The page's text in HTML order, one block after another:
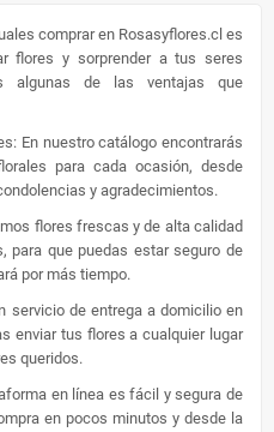
comprar en Rosasyflores.cl es
flores y sorprender a tus seres
algunas de las ventajas que
En nuestro catálogo encontrarás
para cada ocasión, desde
y agradecimientos.
flores frescas y de alta calidad
para que puedas estar seguro de
por más tiempo.
servicio de entrega a domicilio en
enviar tus flores a cualquier lugar
queridos.
en línea es fácil y segura de
en pocos minutos y desde la